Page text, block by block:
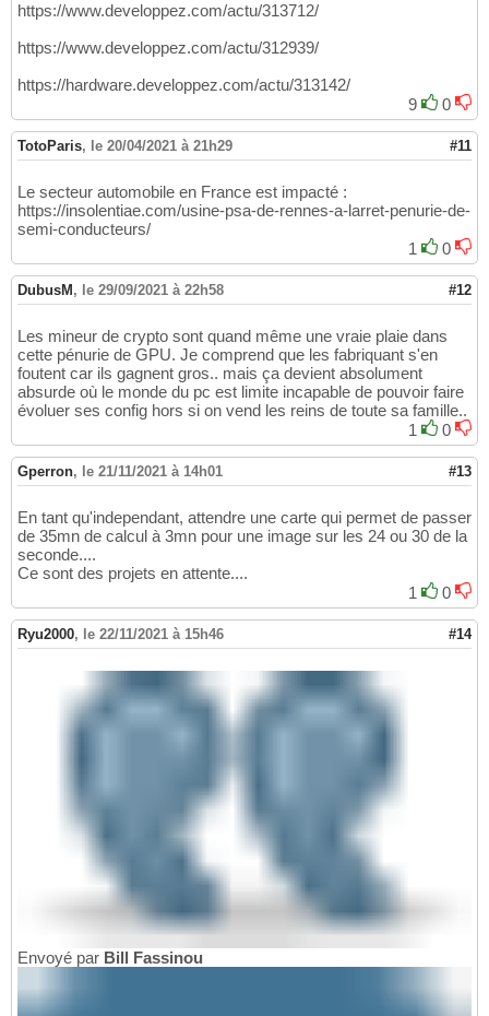
https://www.developpez.com/actu/313712/
https://www.developpez.com/actu/312939/
https://hardware.developpez.com/actu/313142/
9
0
TotoParis, le 20/04/2021 à 21h29 #11
Le secteur automobile en France est impacté :
https://insolentiae.com/usine-psa-de-rennes-a-larret-penurie-de-
semi-conducteurs/
1
0
DubusM , le 29/09/2021 à 22h58 #12
Les mineur de crypto sont quand même une vraie plaie dans
cette pénurie de GPU. Je comprend que les fabriquant s'en
foutent car ils gagnent gros.. mais ça devient absolument
absurde où le monde du pc est limite incapable de pouvoir faire
évoluer ses config hors si on vend les reins de toute sa famille..
1
0
Gperron, le 21/11/2021 à 14h01 #13
En tant qu'independant, attendre une carte qui permet de passer
de 35mn de calcul à 3mn pour une image sur les 24 ou 30 de la
seconde....
Ce sont des projets en attente....
1
0
Ryu2000, le 22/11/2021 à 15h46 #14
Envoyé par Bill Fassinou